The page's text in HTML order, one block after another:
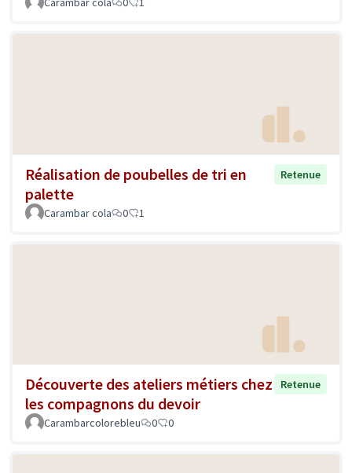
Réalisation de poubelles de tri en
palette
Retenue
Carambar cola 0 1
Découverte des ateliers métiers chez
les compagnons du devoir
Retenue
Carambarcolorebleu 0 0